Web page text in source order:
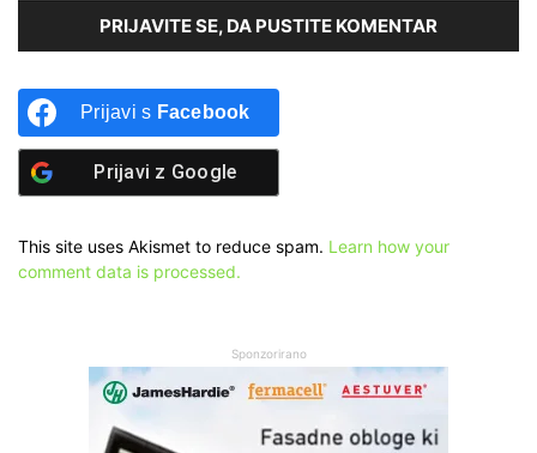
PRIJAVITE SE, DA PUSTITE KOMENTAR
Prijavi s Facebook
Prijavi z Google
This site uses Akismet to reduce spam. Learn how your
comment data is processed.
Sponzorirano